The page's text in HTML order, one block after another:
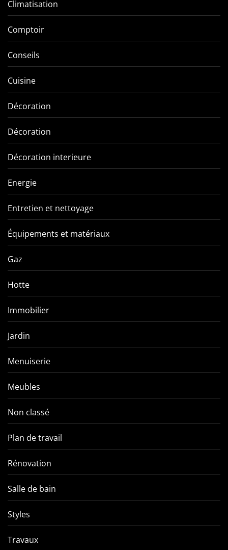
Climatisation
Comptoir
Conseils
Cuisine
Décoration
Décoration
Décoration interieure
Energie
Entretien et nettoyage
Équipements et matériaux
Gaz
Hotte
Immobilier
Jardin
Menuiserie
Meubles
Non classé
Plan de travail
Rénovation
Salle de bain
Styles
Travaux